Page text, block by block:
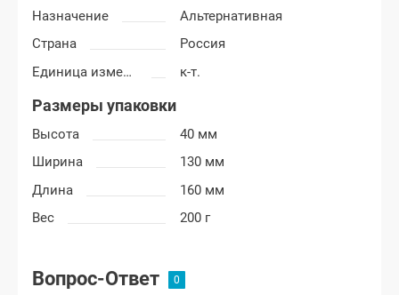
Назначение
Альтернативная
Страна
Россия
Единица измерения
к-т.
Размеры упаковки
Высота
40 мм
Ширина
130 мм
Длина
160 мм
Вес
200 г
Вопрос-Ответ